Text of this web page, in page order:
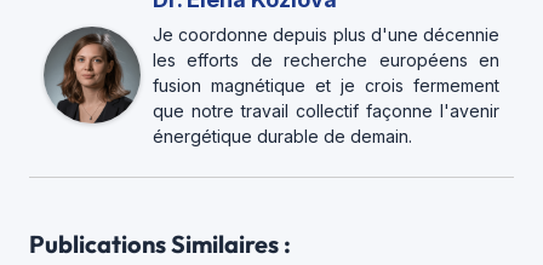
Je coordonne depuis plus d'une décennie
les efforts de recherche européens en
fusion magnétique et je crois fermement
que notre travail collectif façonne l'avenir
énergétique durable de demain.
Publications Similaires :